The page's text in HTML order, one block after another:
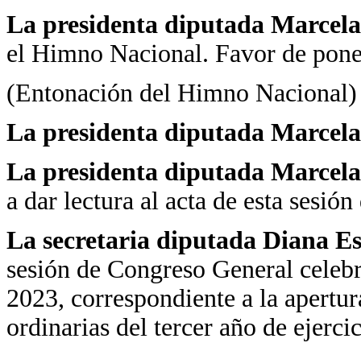
La presidenta diputada
el Himno Nacional. Favor de
(Entonación del Himno Nacional)
La presidenta diputada
La presidenta diputada
a dar lectura al acta de esta
La secretaria diputada Diana
sesión de Congreso General
2023, correspondiente a la
ordinarias del tercer año de